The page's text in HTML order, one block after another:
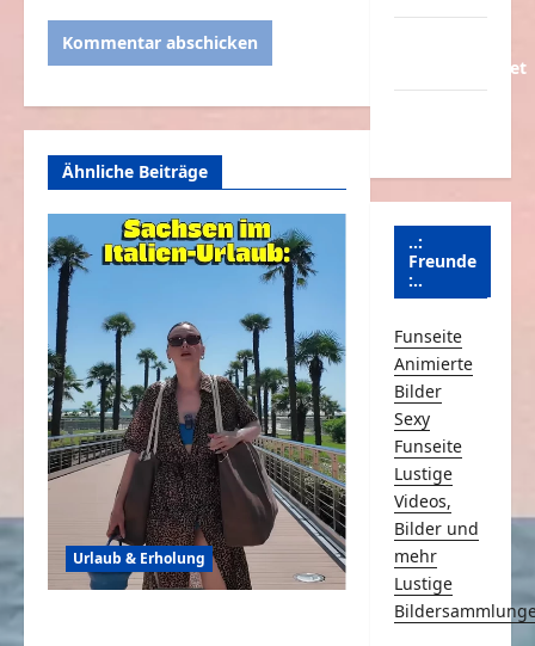
Ähnliche Beiträge
Urlaub & Erholung
Schmunzeln.net
..:
Freunde
:..
Funseite
Animierte
Bilder
Sexy
Funseite
Lustige
Videos,
Bilder und
mehr
Lustige